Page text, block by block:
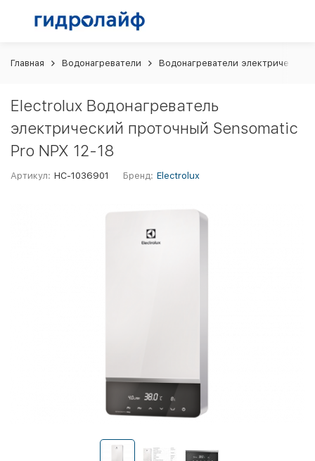
Главная Водонагреватели Водонагреватели электрические
Electrolux Водонагреватель
электрический проточный Sensomatic
Pro NPX 12-18
Артикул: НС-1036901 Бренд: Electrolux